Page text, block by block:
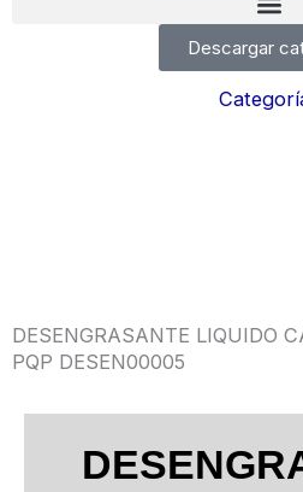
Descargar
DESENGRASANTE LIQUIDO
PQP DESEN00005